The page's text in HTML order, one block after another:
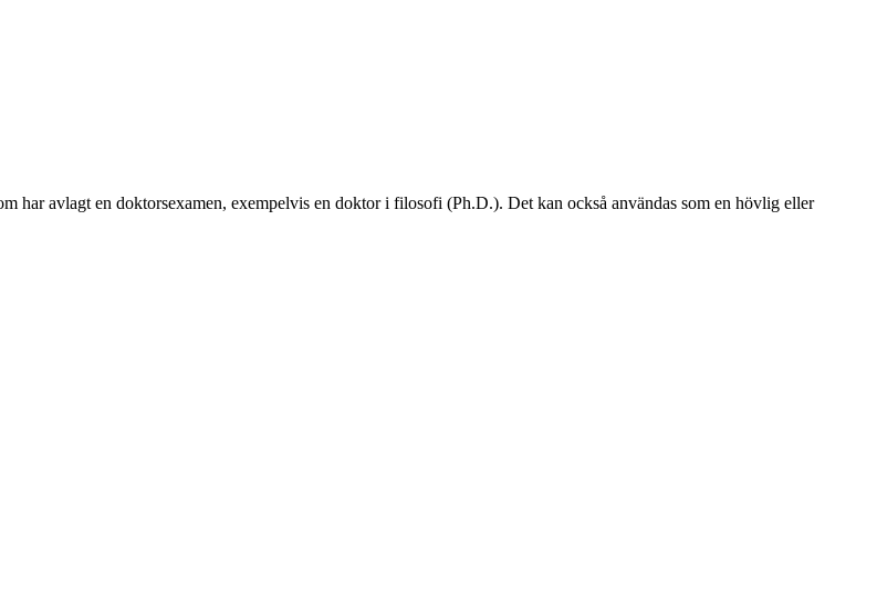
har avlagt en doktorsexamen, exempelvis en doktor i filosofi (Ph.D.). Det kan också användas som en hövlig eller